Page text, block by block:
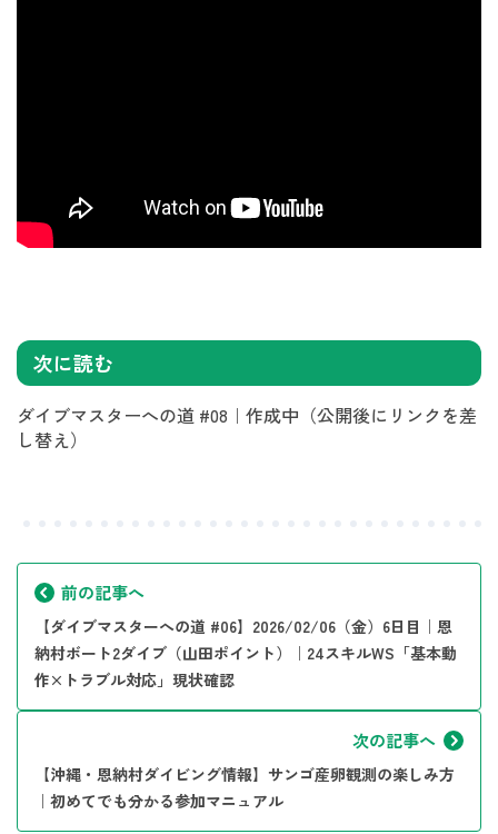
次に読む
ダイブマスターへの道 #08｜作成中（公開後にリンクを差
し替え）
前の記事へ
【ダイブマスターへの道 #06】2026/02/06（金）6日目｜恩
納村ボート2ダイブ（山田ポイント）｜24スキルWS「基本動
作×トラブル対応」現状確認
次の記事へ
【沖縄・恩納村ダイビング情報】サンゴ産卵観測の楽しみ方
｜初めてでも分かる参加マニュアル